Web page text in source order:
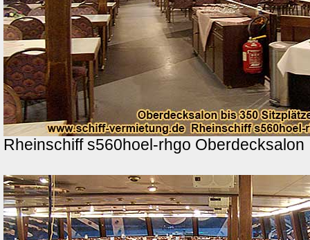
Rheinschiff s560hoel-rhgo Oberdecksalon